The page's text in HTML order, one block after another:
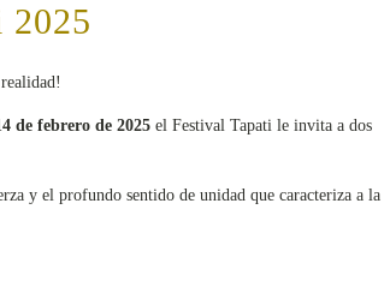
2025
de febrero de 2025 el Festival Tapati le invita a dos
y el profundo sentido de unidad que caracteriza a la